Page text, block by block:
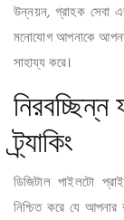
উন্নয়ন, গ্রাহক সেবা
মনোযোগ আপনাকে
সাহায্য করে।
ট্র্যাকিং
ডিজিটাল পাইলটো
নিশ্চিত করে যে আপনার